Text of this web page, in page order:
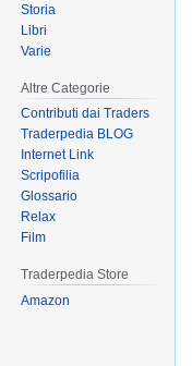
Storia
Libri
Varie
Altre Categorie
Contributi dai Traders
Traderpedia BLOG
Internet Link
Scripofilia
Glossario
Relax
Film
Traderpedia Store
Amazon